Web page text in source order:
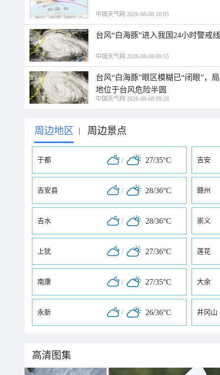
中国天气网 2026-08-08 10:05
台风“白海豚”进入我国24小时警戒
中国天气网 2026-08-08 09:55
台风“白海豚”眼区模糊已“闭眼”，
地位于台风危险半圆
中国天气网 2026-08-08 09:28
周边地区 | 周边景点
于都 / 27/35°C 吉安
吉安县 / 28/36°C 赣州
吉水 / 28/36°C 崇义
上犹 / 27/36°C 莲花
南康 / 27/35°C 大余
永新 / 26/36°C 井冈山
高清图集